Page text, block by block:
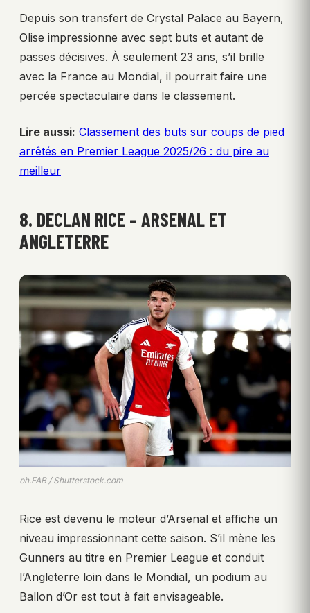
Depuis son transfert de Crystal Palace au Bayern,
Olise impressionne avec sept buts et autant de
passes décisives. À seulement 23 ans, s’il brille
avec la France au Mondial, il pourrait faire une
percée spectaculaire dans le classement.
Lire aussi: Classement des buts sur coups de pied
arrêtés en Premier League 2025/26 : du pire au
meilleur
8. DECLAN RICE – ARSENAL ET
ANGLETERRE
ph.FAB / Shutterstock.com
Rice est devenu le moteur d’Arsenal et affiche un
niveau impressionnant cette saison. S’il mène les
Gunners au titre en Premier League et conduit
l’Angleterre loin dans le Mondial, un podium au
Ballon d’Or est tout à fait envisageable.